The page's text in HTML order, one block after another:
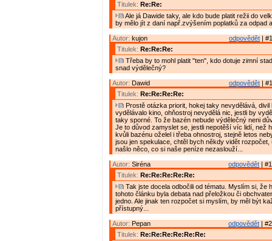
Titulek: Re:Re:
Ale já Dawide taky, ale kdo bude platit režii do
by mělo jít z daní např.zvýšením poplatků za odpad
odpovědět |
Autor: kujon
Titulek: Re:Re:Re:
Třeba by to mohl platit "ten", kdo dotuje zimní
snad výdělečný?
odpovědět |
Autor: Dawid
Titulek: Re:Re:Re:Re:
Prostě otázka priorit, hokej taky nevydělává,
vydělávalo kino, ohňostroj nevydělá nic, jestli by
taky sporné. To že bazén nebude výdělečný neni
Je to důvod zamyslet se, jestli nepotěší víc lidí, než
kvůli bazénu oželel i třeba ohnostroj, stejně letos
jsou jen spekulace, chtěl bych někdy vidět rozpočet,
našlo něco, co si naše peníze nezaslouží...
odpovědět |
Autor: Siréna
Titulek: Re:Re:Re:Re:Re:
Tak jste docela odbočili od tématu. Myslím si, že
tohoto článku byla debata nad přeložkou či
jedno. Ale jinak ten rozpočet si myslím, by měl být
přístupný...
odpovědět |
Autor: Pepan
Titulek: Re:Re:Re:Re:Re:Re: